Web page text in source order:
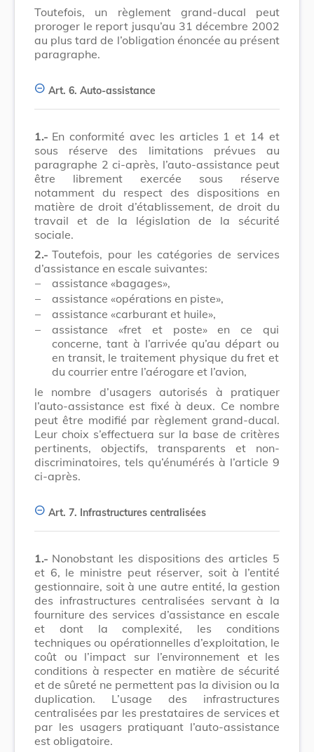
Toutefois, un règlement grand-ducal peut
proroger le report jusqu’au 31 décembre 2002
au plus tard de l’obligation énoncée au présent
paragraphe.
Art. 6. Auto-assistance
1.- En conformité avec les articles 1 et 14 et
sous réserve des limitations prévues au
paragraphe 2 ci-après, l’auto-assistance peut
être librement exercée sous réserve
notamment du respect des dispositions en
matière de droit d’établissement, de droit du
travail et de la législation de la sécurité
sociale.
2.- Toutefois, pour les catégories de services
d’assistance en escale suivantes:
–
assistance «bagages»,
–
assistance «opérations en piste»,
–
assistance «carburant et huile»,
–
assistance «fret et poste» en ce qui
concerne, tant à l’arrivée qu’au départ ou
en transit, le traitement physique du fret et
du courrier entre l’aérogare et l’avion,
le nombre d’usagers autorisés à pratiquer
l’auto-assistance est fixé à deux. Ce nombre
peut être modifié par règlement grand-ducal.
Leur choix s’effectuera sur la base de critères
pertinents, objectifs, transparents et non-
discriminatoires, tels qu’énumérés à l’article 9
ci-après.
Art. 7. Infrastructures centralisées
1.- Nonobstant les dispositions des articles 5
et 6, le ministre peut réserver, soit à l’entité
gestionnaire, soit à une autre entité, la gestion
des infrastructures centralisées servant à la
fourniture des services d’assistance en escale
et dont la complexité, les conditions
techniques ou opérationnelles d’exploitation, le
coût ou l’impact sur l’environnement et les
conditions à respecter en matière de sécurité
et de sûreté ne permettent pas la division ou la
duplication. L’usage des infrastructures
centralisées par les prestataires de services et
par les usagers pratiquant l’auto-assistance
est obligatoire.